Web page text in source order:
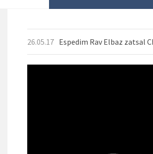
26.05.17